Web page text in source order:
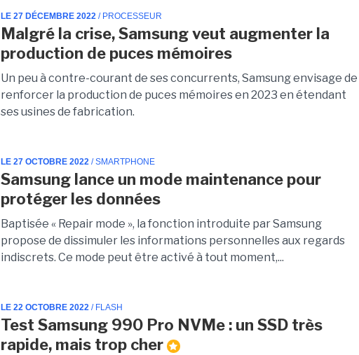
LE 27 DÉCEMBRE 2022 / PROCESSEUR
Malgré la crise, Samsung veut augmenter la
production de puces mémoires
Un peu à contre-courant de ses concurrents, Samsung envisage de
renforcer la production de puces mémoires en 2023 en étendant
ses usines de fabrication.
LE 27 OCTOBRE 2022 / SMARTPHONE
Samsung lance un mode maintenance pour
protéger les données
Baptisée « Repair mode », la fonction introduite par Samsung
propose de dissimuler les informations personnelles aux regards
indiscrets. Ce mode peut être activé à tout moment,...
LE 22 OCTOBRE 2022 / FLASH
Test Samsung 990 Pro NVMe : un SSD très
rapide, mais trop cher